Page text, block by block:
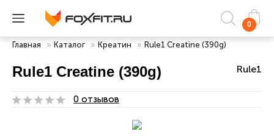
0
Главная » Каталог » Креатин » Rule1 Creatine (390g)
Rule1 Creatine (390g) Rule1
0 отзывов